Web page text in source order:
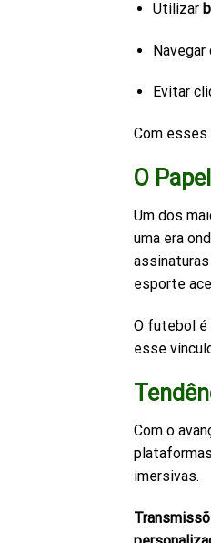
Utilizar
Navegar
Evitar
Com esses
O
Um dos
uma era
esporte
O futebol é
esse
Com o
imersivas.